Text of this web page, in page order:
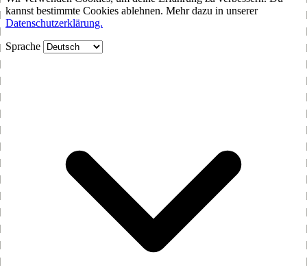
kannst bestimmte Cookies ablehnen. Mehr dazu in unserer
Datenschutzerklärung.
Sprache